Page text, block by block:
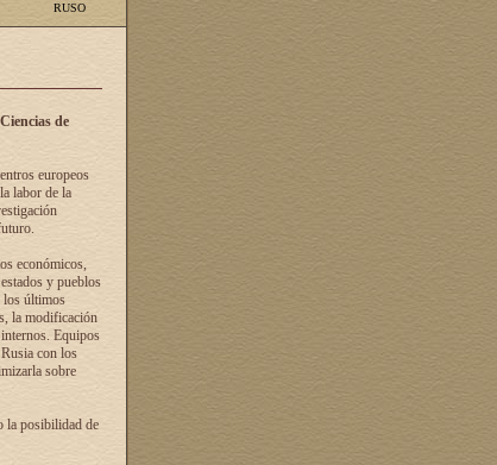
RUSO
de
europeos
labor de la
económicos,
y pueblos
los últimos
la modificación
Equipos
con los
sobre
la posibilidad de